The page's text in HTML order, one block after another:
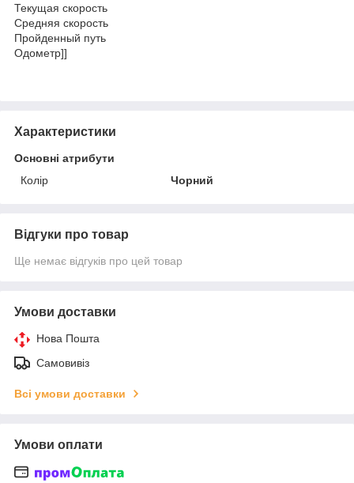
Текущая скорость
Средняя скорость
Пройденный путь
Одометр]]
Характеристики
Основні атрибути
Колір
Чорний
Відгуки про товар
Ще немає відгуків про цей товар
Умови доставки
Нова Пошта
Самовивіз
Всі умови доставки
Умови оплати